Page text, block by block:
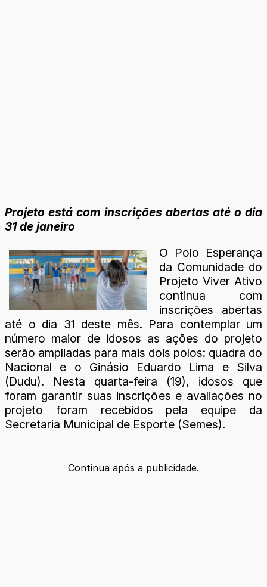
Projeto está com inscrições abertas até o dia
31 de janeiro
O Polo Esperança
da Comunidade do
Projeto Viver Ativo
continua com
inscrições abertas
até o dia 31 deste mês. Para contemplar um
número maior de idosos as ações do projeto
serão ampliadas para mais dois polos: quadra do
Nacional e o Ginásio Eduardo Lima e Silva
(Dudu). Nesta quarta-feira (19), idosos que
foram garantir suas inscrições e avaliações no
projeto foram recebidos pela equipe da
Secretaria Municipal de Esporte (Semes).
Continua após a publicidade.